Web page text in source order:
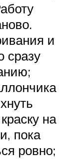
и
сразу
на
пока
ровно;